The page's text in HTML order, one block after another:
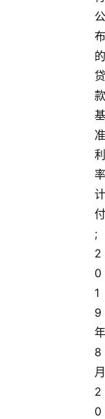
公
布
的
贷
款
基
准
利
率
计
付
;
2
0
1
9
年
8
月
2
0